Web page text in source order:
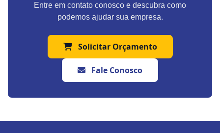
Entre em contato conosco e descubra como
podemos ajudar sua empresa.
Solicitar Orçamento
Fale Conosco